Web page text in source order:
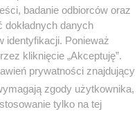
badanie odbiorców oraz
danych
identyfikacji. Ponieważ
kliknięcie „Akceptuję”.
prywatności znajdujący
zgody użytkownika,
tylko na tej